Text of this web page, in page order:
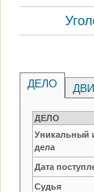
ДЕЛО
ДЕЛО
Уникальный
дела
Дата
Судья